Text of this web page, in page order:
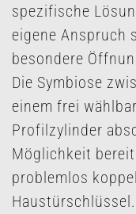
spezifische
eigene Anspruch
besondere
Die Symbiose
einem frei
Profilzylinder
Möglichkeit
problemlos